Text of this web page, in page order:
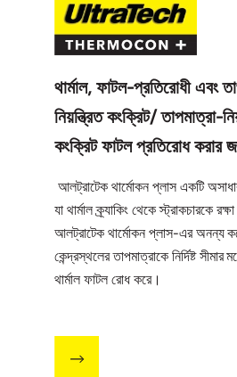
থার্মাল, ফাটল-প্রতিরোধী এবং
নিয়ন্ত্রিত কংক্রিট/ তাপমাত্রা-
কংক্রিট ফাটল প্রতিরোধ করার
ডিজাইন করা হয়েছে
আলট্রাটেক থার্মোকন প্লাস একটি
যা থার্মাল ক্র্যাকিং থেকে স্ট্রাকচারকে
আলট্রাটেক থার্মোকন প্লাস-এর অনন্য
কেন্দ্রস্থলের তাপমাত্রাকে নির্দিষ্ট সীমার
থার্মাল ফাটল রোধ করে।